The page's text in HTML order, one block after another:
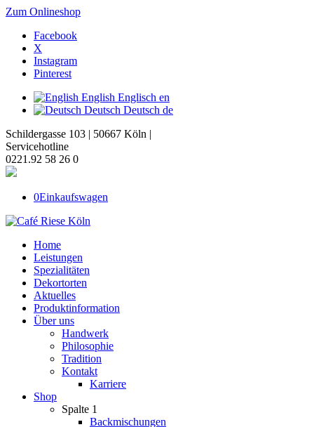
Zum Onlineshop
Facebook
X
Instagram
Pinterest
English Englisch en
Deutsch Deutsch de
Schildergasse 103 | 50667 Köln |
Servicehotline
0221.92 58 26 0
0Einkaufswagen
Home
Leistungen
Spezialitäten
Dekortorten
Aktuelles
Produktinformation
Über uns
Handwerk
Philosophie
Tradition
Kontakt
Karriere
Shop
Spalte 1
Backmischungen